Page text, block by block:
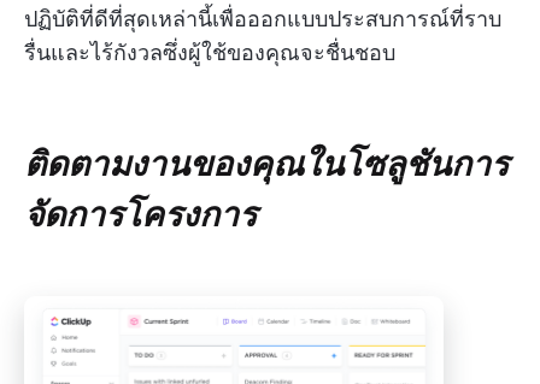
ปฏิบัติที่ดีที่สุดเหล่านี้เพื่อออกแบบประสบการณ์ที่ราบ
รื่นและไร้กังวลซึ่งผู้ใช้ของคุณจะชื่นชอบ
ติดตามงานของคุณในโซลูชันการ
จัดการโครงการ